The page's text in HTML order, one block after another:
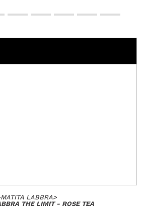
MATITA LABBRA>
THE LIMIT - ROSE TEA